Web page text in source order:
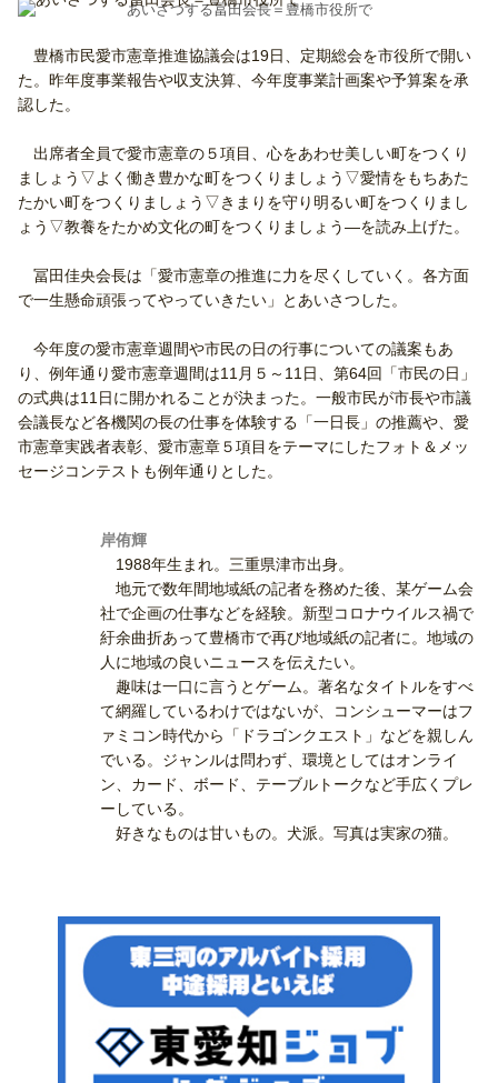
あいさつする冨田会長＝豊橋市役所で
豊橋市民愛市憲章推進協議会は19日、定期総会を市役所で開い
た。昨年度事業報告や収支決算、今年度事業計画案や予算案を承
認した。
出席者全員で愛市憲章の５項目、心をあわせ美しい町をつくり
ましょう▽よく働き豊かな町をつくりましょう▽愛情をもちあた
たかい町をつくりましょう▽きまりを守り明るい町をつくりまし
ょう▽教養をたかめ文化の町をつくりましょう―を読み上げた。
冨田佳央会長は「愛市憲章の推進に力を尽くしていく。各方面
で一生懸命頑張ってやっていきたい」とあいさつした。
今年度の愛市憲章週間や市民の日の行事についての議案もあ
り、例年通り愛市憲章週間は11月５～11日、第64回「市民の日」
の式典は11日に開かれることが決まった。一般市民が市長や市議
会議長など各機関の長の仕事を体験する「一日長」の推薦や、愛
市憲章実践者表彰、愛市憲章５項目をテーマにしたフォト＆メッ
セージコンテストも例年通りとした。
岸侑輝
1988年生まれ。三重県津市出身。
地元で数年間地域紙の記者を務めた後、某ゲーム会
社で企画の仕事などを経験。新型コロナウイルス禍で
紆余曲折あって豊橋市で再び地域紙の記者に。地域の
人に地域の良いニュースを伝えたい。
趣味は一口に言うとゲーム。著名なタイトルをすべ
て網羅しているわけではないが、コンシューマーはフ
ァミコン時代から「ドラゴンクエスト」などを親しん
でいる。ジャンルは問わず、環境としてはオンライ
ン、カード、ボード、テーブルトークなど手広くプレ
ーしている。
好きなものは甘いもの。犬派。写真は実家の猫。